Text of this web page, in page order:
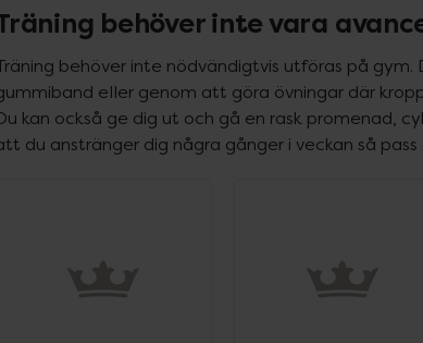
behöver inte vara
behöver inte nödvändigtvis utföras på
eller genom att göra övningar där
kan också ge dig ut och gå en rask promenad,
du anstränger dig några gånger i veckan så